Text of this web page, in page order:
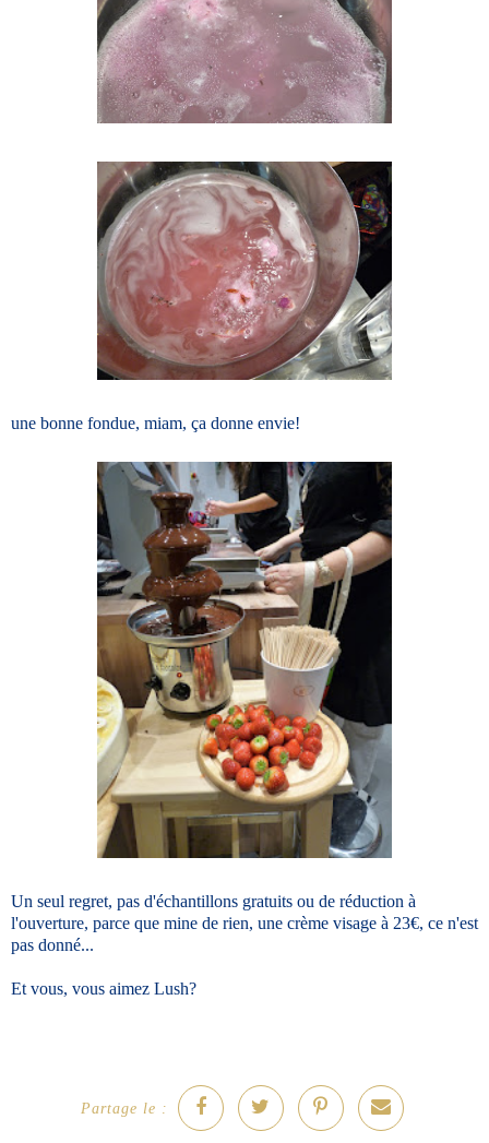
une bonne fondue, miam, ça donne envie!
Un seul regret, pas d'échantillons gratuits ou de réduction à
l'ouverture, parce que mine de rien, une crème visage à 23€, ce n'est
pas donné...
Et vous, vous aimez Lush?
Partage le :